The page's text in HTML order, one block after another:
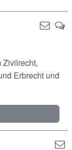
Zivilrecht,
Erbrecht und